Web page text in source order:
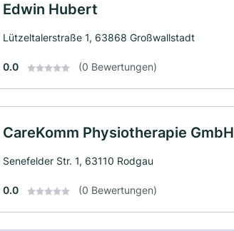
Edwin Hubert
Lützeltalerstraße 1, 63868 Großwallstadt
0.0 (0 Bewertungen)
CareKomm Physiotherapie GmbH
Senefelder Str. 1, 63110 Rodgau
0.0 (0 Bewertungen)